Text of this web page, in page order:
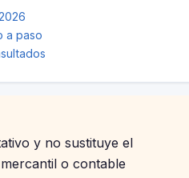
a paso
y no sustituye el
o contable